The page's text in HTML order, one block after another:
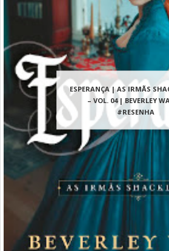
ESPERANÇA | AS IRMÃS
– VOL. 04 | BEVERLEY
#RESENHA